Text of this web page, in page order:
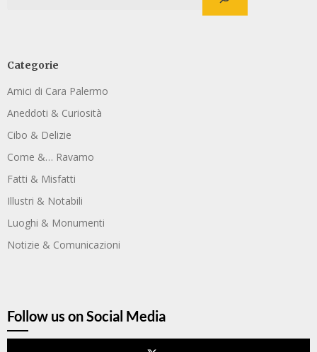
Categorie
Amici di Cara Palermo
Aneddoti & Curiosità
Cibo & Delizie
Come &… Ravamo
Fatti & Misfatti
Illustri & Notabili
Luoghi & Monumenti
Notizie & Comunicazioni
Follow us on Social Media